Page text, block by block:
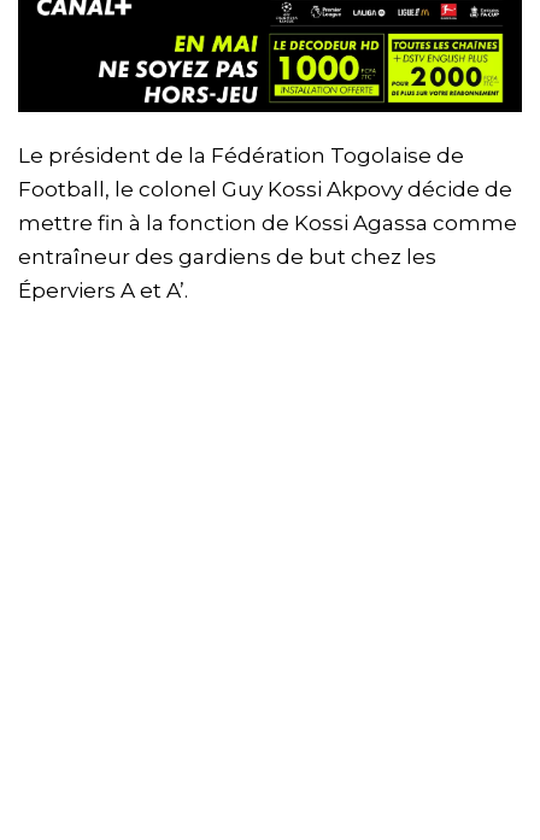
Le président de la Fédération Togolaise de
Football, le colonel Guy Kossi Akpovy décide de
mettre fin à la fonction de Kossi Agassa comme
entraîneur des gardiens de but chez les
Éperviers A et A’.